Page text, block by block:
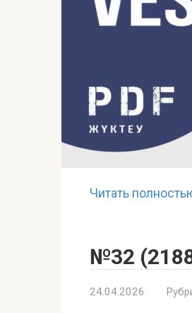
Читать
№32
24.04.2026